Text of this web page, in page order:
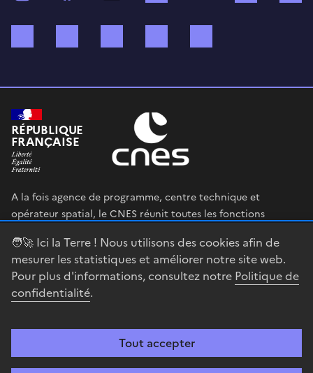
🧑‍🚀 Ici la Terre ! Nous utilisons des cookies afin de
mesurer les statistiques et améliorer notre site web.
Pour plus d'informations, consultez notre Politique de
confidentialité.
Tout accepter
RÉPUBLIQUE
FRANÇAISE
A la fois agence de programme, centre technique et
opérateur spatial, le CNES réunit toutes les fonctions
en œuvre sa stratégie spatiale.
legifrance.gouv.fr
gouvernement.fr
Accessibilité : partiellement conforme Mentions légales